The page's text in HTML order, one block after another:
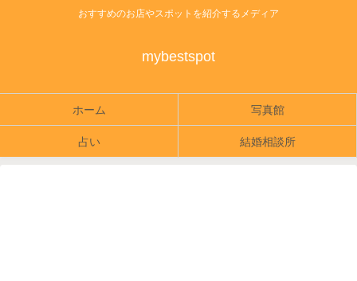
おすすめのお店やスポットを紹介するメディア
mybestspot
ホーム 写真館
占い 結婚相談所